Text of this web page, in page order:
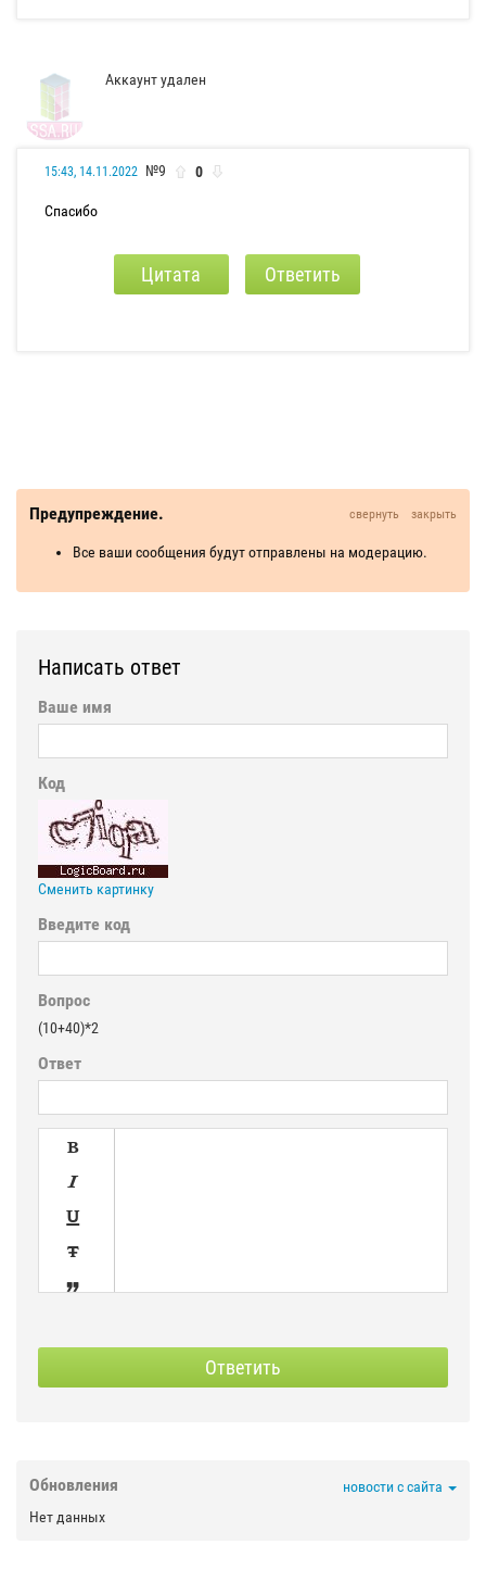
Аккаунт удален
15:43, 14.11.2022 №9 0
Спасибо
Цитата Ответить
Предупреждение. свернуть закрыть
Все ваши сообщения будут отправлены на модерацию.
Написать ответ
Ваше имя
Код
Сменить картинку
Введите код
Вопрос
(10+40)*2
Ответ








Ответить
Обновления
новости с сайта
Нет данных